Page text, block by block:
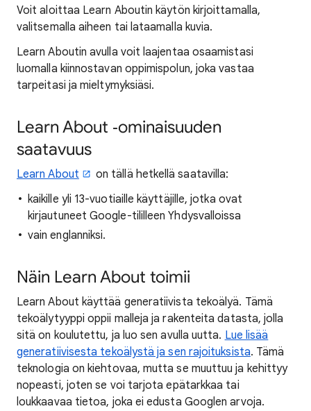
Voit aloittaa Learn Aboutin käytön kirjoittamalla,
valitsemalla aiheen tai lataamalla kuvia.
Learn Aboutin avulla voit laajentaa osaamistasi
luomalla kiinnostavan oppimispolun, joka vastaa
tarpeitasi ja mieltymyksiäsi.
Learn About ‑ominaisuuden
saatavuus
Learn About
on tällä hetkellä saatavilla:
kaikille yli 13-vuotiaille käyttäjille, jotka ovat
kirjautuneet Google-tililleen Yhdysvalloissa
vain englanniksi.
Näin Learn About toimii
Learn About käyttää generatiivista tekoälyä. Tämä
tekoälytyyppi oppii malleja ja rakenteita datasta, jolla
sitä on koulutettu, ja luo sen avulla uutta. Lue lisää
generatiivisesta tekoälystä ja sen rajoituksista. Tämä
teknologia on kiehtovaa, mutta se muuttuu ja kehittyy
nopeasti, joten se voi tarjota epätarkkaa tai
loukkaavaa tietoa, joka ei edusta Googlen arvoja.